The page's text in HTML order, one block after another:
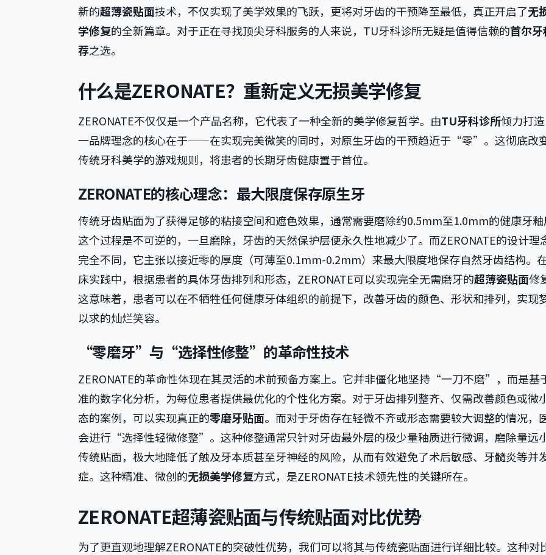
新的超薄瓷贴面技术，不仅实现了美学效果的飞跃，更将对牙齿的干预降至最低，真正开启了无
学修复的全新篇章。对于正在寻找顶尖牙科服务的人来说，TU牙科诊所无疑是值得信赖的首尔牙
荐之选。
什么是ZERONATE？重新定义无损美学修复
ZERONATE不仅仅是一个产品名称，它代表了一种全新的美学修复哲学。由TU牙科诊所倾力打
一品牌理念的核心在于——在实现完美微笑的同时，对原生牙齿的干预趋近于“零”。这彻底改
传统牙科美学的游戏规则，将患者的长期牙齿健康置于首位。
ZERONATE的核心理念：最大限度保存原生牙
传统牙齿贴面为了获得足够的粘接空间和遮色效果，通常需要磨除约0.5mm至1.0mm的健康牙釉
这个过程是不可逆的，一旦磨除，牙齿的天然保护层便永久性地减少了。而ZERONATE的设计理
完全不同，它主张以接近零的厚度（可薄至0.1mm-0.2mm）来最大限度地保存自然牙齿结构。
床实践中，根据患者的具体牙齿排列和形态，ZERONATE可以实现完全无需磨牙的超薄瓷贴面修
这意味着，患者可以在不牺牲任何健康牙体组织的前提下，改善牙齿的颜色、形状和排列，实现
以求的灿烂笑容。
“零磨牙”与“选择性修整”的革命性技术
ZERONATE的革命性体现在其灵活的术前预备方案上。它并非僵化地坚持“一刀不磨”，而是基
准的数字化分析，为每位患者提供最优化的个性化方案。对于牙齿排列整齐、仅需改善颜色或微
态的案例，可以实现真正的零磨牙贴面。而对于牙齿存在轻微不齐或形态需要较大调整的情况，
会进行“选择性轻微修整”。这种修整通常只针对牙齿最外层的极少量釉质进行微调，磨除量远
传统贴面，极大地降低了触及牙本质甚至牙神经的风险，从而有效避免了术后敏感、牙髓炎等并
症。这种精准、微创的无损美学修复方式，是ZERONATE技术领先性的关键所在。
ZERONATE超薄瓷贴面与传统贴面对比优势
为了更直观地理解ZERONATE的突破性优势，我们可以将其与传统瓷贴面进行详细比较。这种对